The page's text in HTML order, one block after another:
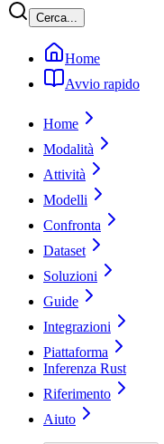
Cerca...
Home
Avvio rapido
Home
Modalità
Attività
Modelli
Confronta
Dataset
Soluzioni
Guide
Integrazioni
Piattaforma
Inferenza Rust
Riferimento
Aiuto